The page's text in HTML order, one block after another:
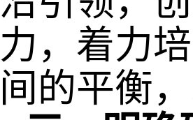
力，着力
间的平衡